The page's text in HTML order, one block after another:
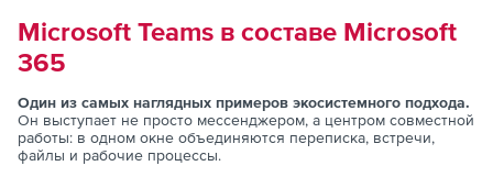
Microsoft Teams в составе Microsoft
365
Один из самых наглядных примеров экосистемного подхода.
Он выступает не просто мессенджером, а центром совместной
работы: в одном окне объединяются переписка, встречи,
файлы и рабочие процессы.